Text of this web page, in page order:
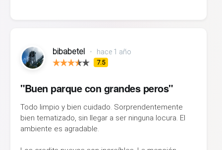
bibabetel • hace 1 año
7.5
"Buen parque con grandes peros"
Todo limpio y bien cuidado. Sorprendentemente
bien tematizado, sin llegar a ser ninguna locura. El
ambiente es agradable.